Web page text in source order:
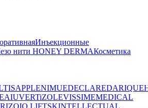
Инъекционные
нити HONEY DERMAКосметика
APPLENIMUEDECLAREDARIQUE
IUVERTiZOLEVISSIMEMEDICAL
IQ LIFTSKINTELLECTUAL